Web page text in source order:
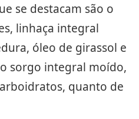
se destacam são o
linhaça integral
óleo de girassol e
sorgo integral moído,
quanto de